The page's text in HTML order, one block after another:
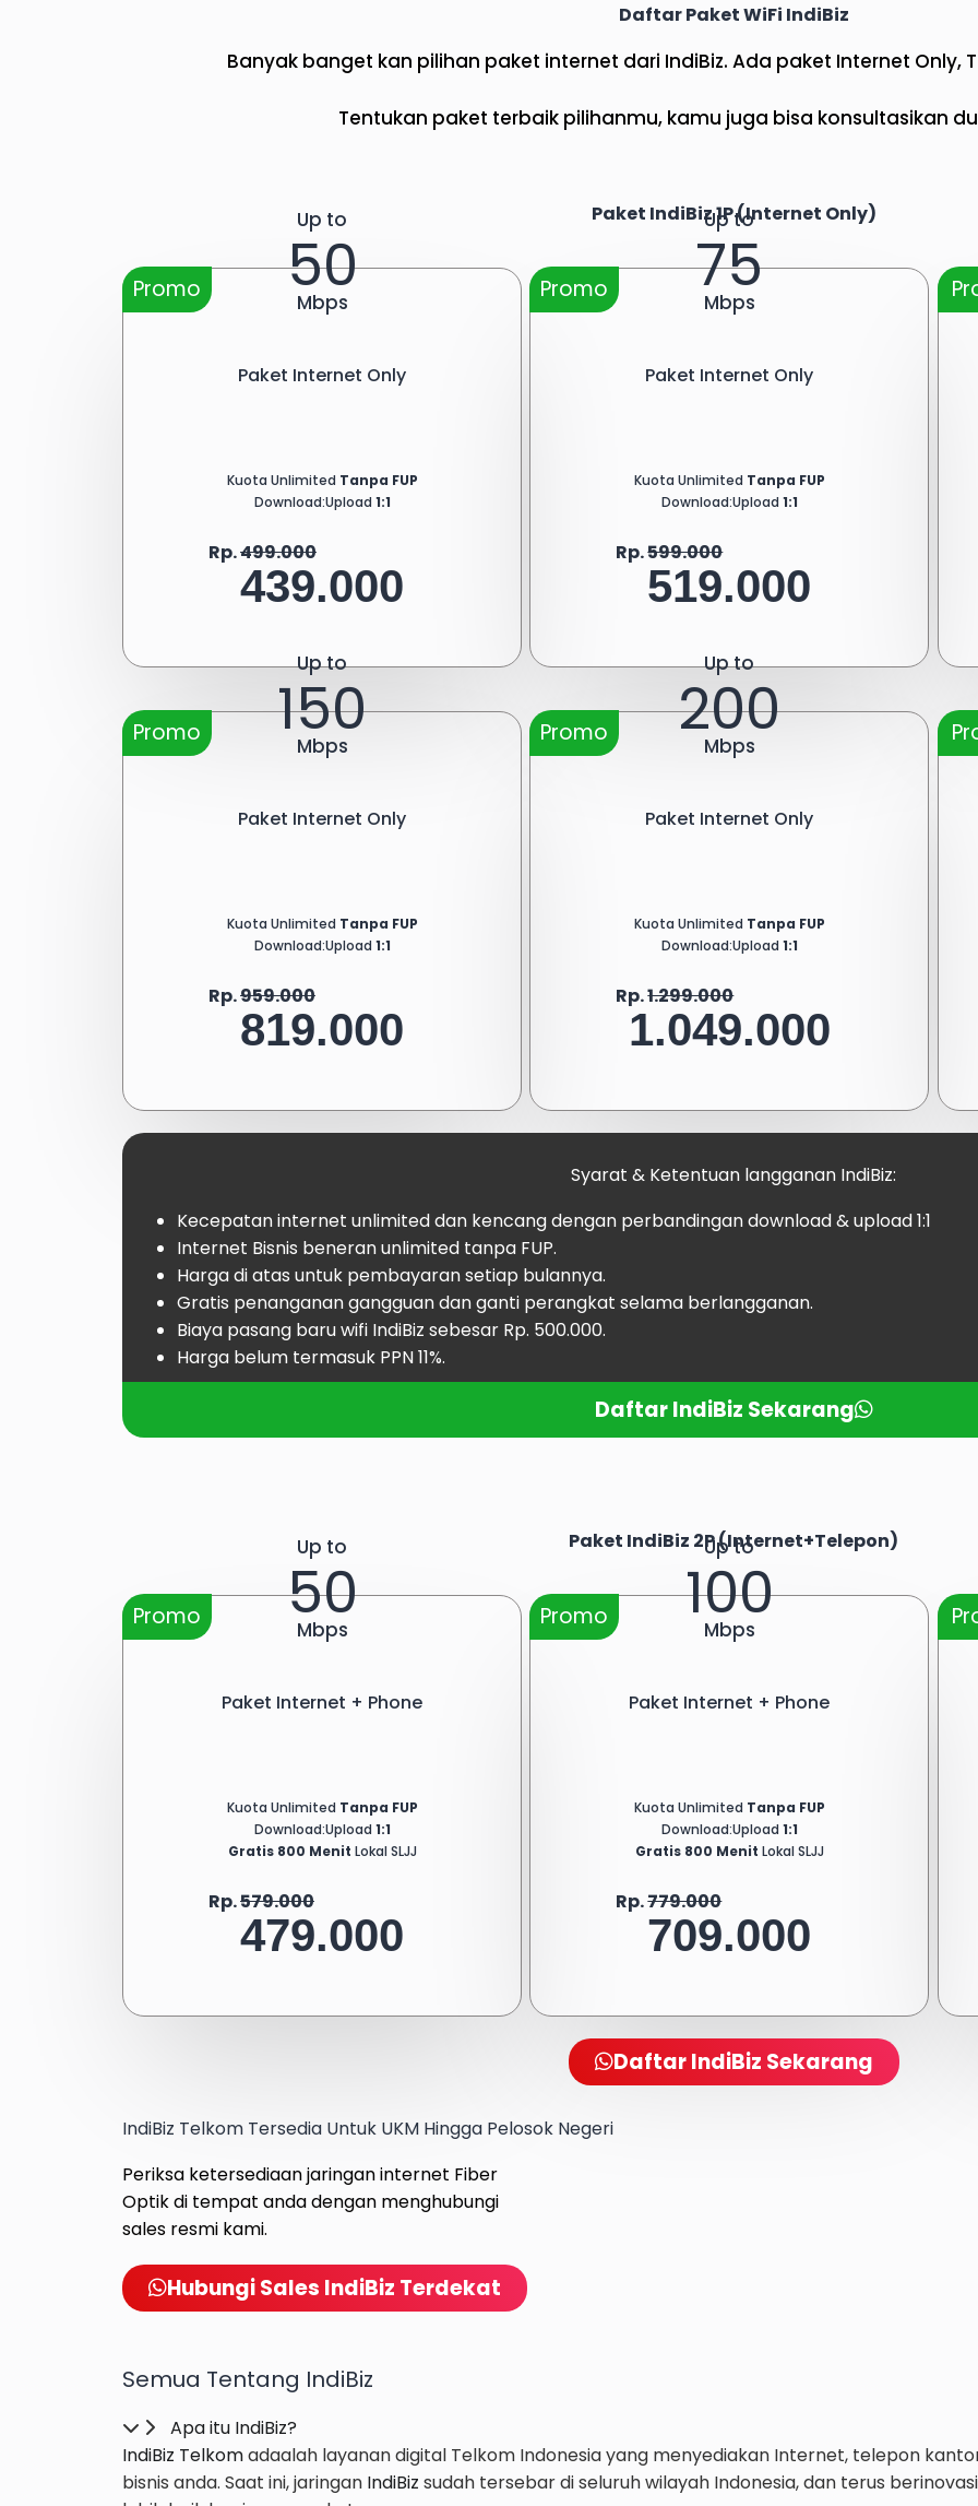
Daftar Paket WiFi IndiBiz
Banyak banget kan pilihan paket internet dari IndiBiz. Ada paket Internet Only,
Tentukan paket terbaik pilihanmu, kamu juga bisa konsultasikan
Paket IndiBiz 1P (Internet Only)
Promo
Up to
50
Mbps
Paket Internet Only
Kuota Unlimited Tanpa FUP
Download:Upload 1:1
Rp.499.000
439.000
Promo
Up to
75
Mbps
Paket Internet Only
Kuota Unlimited Tanpa FUP
Download:Upload 1:1
Rp.599.000
519.000
Promo
Up to
150
Mbps
Paket Internet Only
Kuota Unlimited Tanpa FUP
Download:Upload 1:1
Rp.959.000
819.000
Promo
Up to
200
Mbps
Paket Internet Only
Kuota Unlimited Tanpa FUP
Download:Upload 1:1
Rp.1.299.000
1.049.000
Syarat & Ketentuan langganan IndiBiz:
Kecepatan internet unlimited dan kencang dengan perbandingan download & upload 1:1
Internet Bisnis beneran unlimited tanpa FUP.
Harga di atas untuk pembayaran setiap bulannya.
Gratis penanganan gangguan dan ganti perangkat selama berlangganan.
Biaya pasang baru wifi IndiBiz sebesar Rp. 500.000.
Harga belum termasuk PPN 11%.
Daftar IndiBiz Sekarang
Paket IndiBiz 2P (Internet+Telepon)
Promo
Up to
50
Mbps
Paket Internet + Phone
Kuota Unlimited Tanpa FUP
Download:Upload 1:1
Gratis 800 Menit Lokal SLJJ
Rp.579.000
479.000
Promo
Up to
100
Mbps
Paket Internet + Phone
Kuota Unlimited Tanpa FUP
Download:Upload 1:1
Gratis 800 Menit Lokal SLJJ
Rp.779.000
709.000
Daftar IndiBiz Sekarang
IndiBiz Telkom Tersedia Untuk UKM Hingga Pelosok Negeri
Periksa ketersediaan jaringan internet Fiber
Optik di tempat anda dengan menghubungi
sales resmi kami.
Hubungi Sales IndiBiz Terdekat
Semua Tentang IndiBiz
Apa itu IndiBiz?
IndiBiz Telkomadaalah layanan digital Telkom Indonesia yang menyediakan Internet, telepon
bisnis anda. Saat ini, jaringan IndiBiz sudah tersebar di seluruh wilayah Indonesia, dan terus